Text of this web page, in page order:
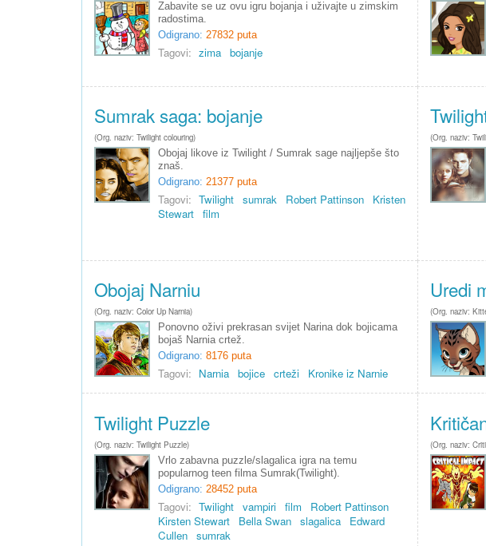
Zabavite se uz ovu igru bojanja i uživajte u zimskim
radostima.
Odigrano: 27832 puta
Tagovi: zima bojanje
Sumrak saga: bojanje
(Org. naziv: Twilight colouring)
Obojaj likove iz Twilight / Sumrak sage najljepše što
znaš.
Odigrano: 21377 puta
Tagovi: Twilight sumrak Robert Pattinson
Kristen
Stewart film
(Org. naziv:
Obojaj Narniu
(Org. naziv: Color Up Narnia)
Ponovno oživi prekrasan svijet Narina dok bojicama
bojaš Narnia crtež.
Odigrano: 8176 puta
Tagovi: Narnia bojice crteži Kronike iz Narnie
Uredi
(Org. naziv:
Twilight Puzzle
(Org. naziv: Twilight Puzzle)
Vrlo zabavna puzzle/slagalica igra na temu
popularnog teen filma Sumrak(Twilight).
Odigrano: 28452 puta
Tagovi: Twilight vampiri film
Robert Pattinson
Kirsten Stewart
Bella Swan slagalica
Edward
Cullen sumrak
(Org. naziv: